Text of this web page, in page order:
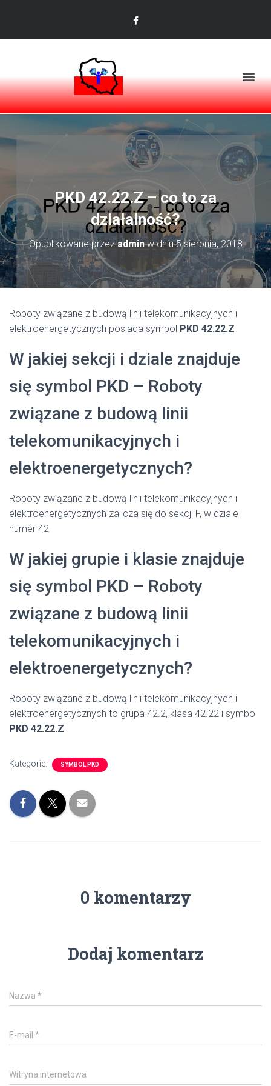
PKD 42.22.Z – co to za
działalność?
Opublikowane przezadminw dniu5 sierpnia, 2018
Roboty związane z budową linii telekomunikacyjnych i
elektroenergetycznych posiada symbol PKD 42.22.Z
W jakiej sekcji i dziale znajduje
się symbol PKD – Roboty
związane z budową linii
telekomunikacyjnych i
elektroenergetycznych?
Roboty związane z budową linii telekomunikacyjnych i
elektroenergetycznych zalicza się do sekcji F, w dziale
numer 42
W jakiej grupie i klasie znajduje
się symbol PKD – Roboty
związane z budową linii
telekomunikacyjnych i
elektroenergetycznych?
Roboty związane z budową linii telekomunikacyjnych i
elektroenergetycznych to grupa 42.2, klasa 42.22 i symbol
PKD 42.22.Z
Kategorie: SYMBOL PKD
0 komentarzy
Dodaj komentarz
Nazwa *
E-mail *
Witryna internetowa